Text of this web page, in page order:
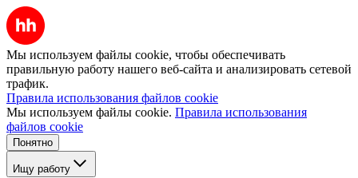
Мы используем файлы cookie, чтобы обеспечивать
правильную работу нашего веб-сайта и анализировать сетевой
трафик.
Правила использования файлов cookie
Мы используем файлы cookie. Правила использования
файлов cookie
Понятно
Ищу работу